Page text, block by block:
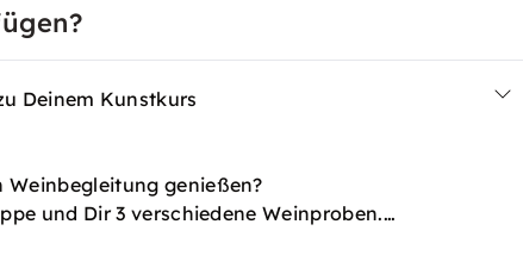
Deinem Kunstkurs
Weinbegleitung genießen?
und Dir 3 verschiedene Weinproben.